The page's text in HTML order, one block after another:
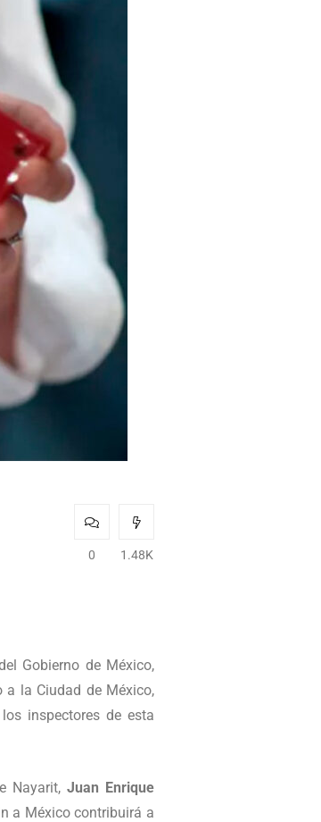
0 1.48K
Gobierno de México,
la Ciudad de México,
inspectores de esta
Nayarit,Juan Enrique
a México contribuirá a